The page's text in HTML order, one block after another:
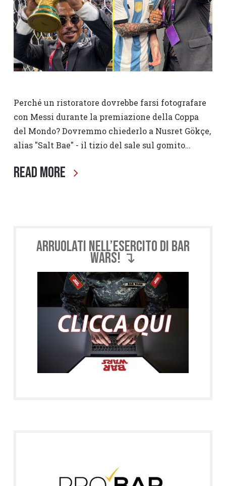
Perché un ristoratore dovrebbe farsi fotografare
con Messi durante la premiazione della Coppa
del Mondo? Dovremmo chiederlo a Nusret Gökçe,
alias "Salt Bae" - il tizio del sale sul gomito…
Read More
Arruolati nell’esercito di BAR
WARS! ↴